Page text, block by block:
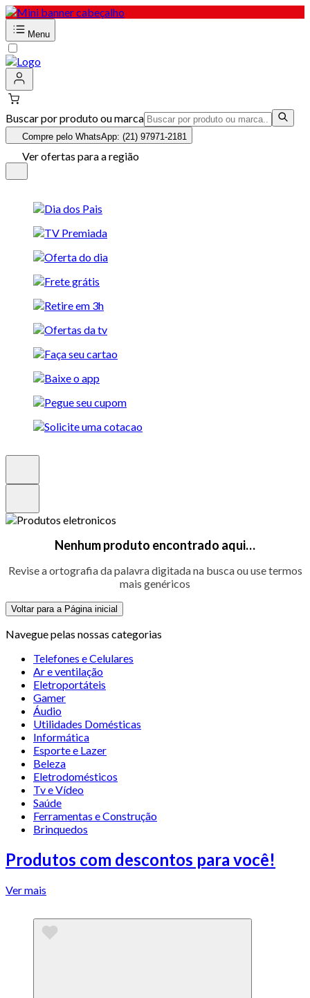
Menu
Buscar por produto ou marca
Compre pelo WhatsApp: (21) 97971-2181
Ver ofertas para a região
Nenhum produto encontrado aqui…
Revise a ortografia da palavra digitada na busca ou use termos
mais genéricos
Voltar para a Página inicial
Navegue pelas nossas categorias
Telefones e Celulares
Ar e ventilação
Eletroportáteis
Gamer
Áudio
Utilidades Domésticas
Informática
Esporte e Lazer
Beleza
Eletrodomésticos
Tv e Vídeo
Saúde
Ferramentas e Construção
Brinquedos
Produtos com descontos para você!
Ver mais